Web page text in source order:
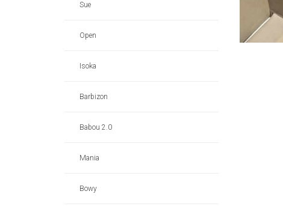
Sue
Open
Isoka
Barbizon
Babou 2.0
Mania
Bowy